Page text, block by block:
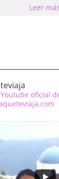
Leer más
oficial